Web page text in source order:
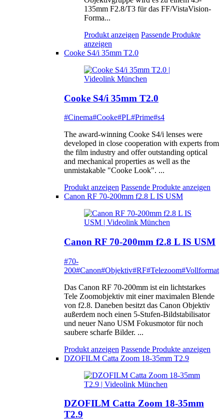
135mm F2.8/T3 für das FF/VistaVision-
Forma...
Produkt anzeigen Passende Produkte
anzeigen
Cooke S4/i 35mm T2.0
Cooke S4/i 35mm T2.0
#Cinema#Cooke#PL#Prime#s4
The award-winning Cooke S4/i lenses were
developed in close cooperation with experts from
the film industry and offer outstanding optical
and mechanical properties as well as the
unmistakable "Cooke Look". ...
Produkt anzeigen Passende Produkte anzeigen
Canon RF 70-200mm f2.8 L IS USM
Canon RF 70-200mm f2.8 L IS USM
#70-
200#Canon#Objektiv#RF#Telezoom#Vollformat
Das Canon RF 70-200mm ist ein lichtstarkes
Tele Zoomobjektiv mit einer maximalen Blende
von f2.8. Daneben besitzt das Canon Objektiv
außerdem noch einen 5-Stufen-Bildstabilisator
und neuer Nano USM Fokusmotor für noch
saubere scharfe Bilder. ...
Produkt anzeigen Passende Produkte anzeigen
DZOFILM Catta Zoom 18-35mm T2.9
DZOFILM Catta Zoom 18-35mm
T2.9